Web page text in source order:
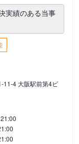
実績のある当事
11-4 大阪駅前第4ビ